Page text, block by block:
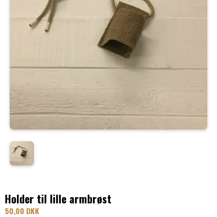
Holder til lille armbrøst
50,00 DKK